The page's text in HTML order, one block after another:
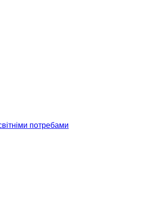
потребами